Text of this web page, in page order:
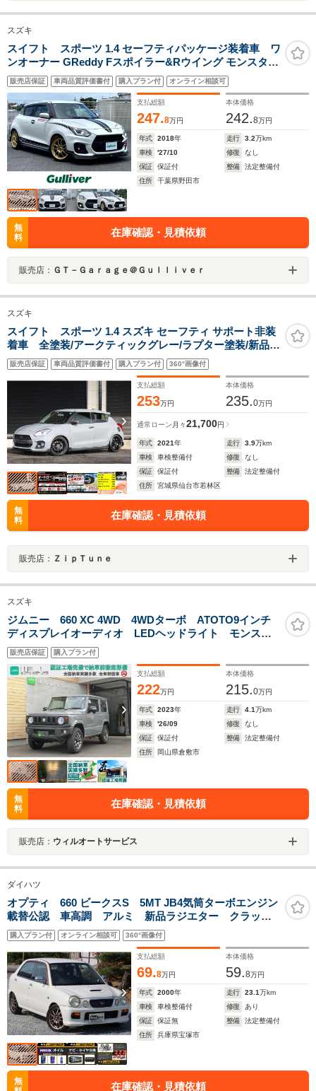
スズキ
スイフト スポーツ 1.4 セーフティパッケージ装着車 ワ
ンオーナー GReddy Fスポイラー&Rウイング モンスター
マフラー HKSパワーエディター HKSブローオフバルブ
HKSパワーフロー TEINダウンサス ENKEI17インチAW
CUSCOタワーバー LEDヘッドライト
販売店保証 車両品質評価書付 購入プラン付 オンライン相談可
支払総額
247.8万円
本体価格
242.8万円
年式 2018年 走行 3.2万km
車検
'27/10 修復
なし
保証
保証付 整備
法定整備付
住所
千葉県野田市
無
料
在庫確認・見積依頼
販売店： ＧＴ－Ｇａｒａｇｅ＠Ｇｕｌｌｉｖｅｒ
スズキ
スイフト スポーツ 1.4 スズキ セーフティ サポート非装
着車 全塗装/アークティックグレー/ラプター塗装/新品
エンケイ GTC02 ホイール/新品競技用マフラー/ブリッツ
車高調/モンスターシフトノブ/パナソニックナビ/新品グッ
ドイヤータイヤ
販売店保証 車両品質評価書付 購入プラン付 360°画像付
支払総額
253万円
本体価格
235.0万円
通常ローン 月々21,700円
年式 2021年 走行 3.9万km
車検
車検整備付 修復
なし
保証
保証付 整備
法定整備付
住所
宮城県仙台市若林区
無
料
在庫確認・見積依頼
販売店： ＺｉｐＴｕｎｅ
スズキ
ジムニー 660 XC 4WD 4WDターボ ATOTO9インチ
ディスプレイオーディオ LEDヘッドライト モンスタ
ーホワイトレタータイヤ クルーズコントロール ヒル
ディセントコントロール ETC レザーステアリング
シートヒータ
販売店保証 購入プラン付
支払総額
222万円
本体価格
215.0万円
年式 2023年 走行 4.1万km
車検
'26/09 修復
なし
保証
保証付 整備
法定整備付
住所
岡山県倉敷市
無
料
在庫確認・見積依頼
販売店： ウィルオートサービス
ダイハツ
オプティ 660 ビークスS 5MT JB4気筒ターボエンジン
載替公認 車高調 アルミ 新品ラジエター クラッチ
交換済
購入プラン付 オンライン相談可 360°画像付
支払総額
69.8万円
本体価格
59.8万円
年式 2000年 走行 23.1万km
車検
車検整備付 修復
あり
保証
保証無 整備
法定整備付
住所
兵庫県宝塚市
無
在庫確認・見積依頼